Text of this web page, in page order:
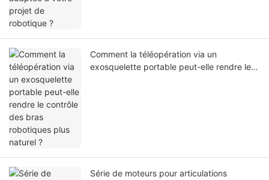
Comment la téléopération via un
exosquelette portable peut-elle rendre le
Série de moteurs pour articulations